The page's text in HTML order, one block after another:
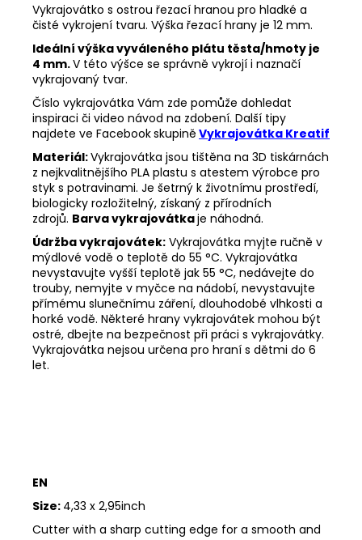
Vykrajovátko s ostrou řezací hranou pro hladké a
čisté vykrojení tvaru. Výška řezací hrany je 12 mm.
Ideální výška vyváleného plátu těsta/hmoty je
4 mm.V této výšce se správně vykrojí i naznačí
vykrajovaný tvar.
Číslo vykrajovátka Vám zde pomůže dohledat
inspiraci či video návod na zdobení. Další tipy
najdete ve Facebookskupině Vykrajovátka Kreatif
Materiál:Vykrajovátka jsou tištěna na 3D tiskárnách
z nejkvalitnějšího PLA plastu s atestem výrobce pro
styk s potravinami. Je šetrný k životnímu prostředí,
biologicky rozložitelný, získaný z přírodních
zdrojů. Barva vykrajovátkaje náhodná.
Údržba vykrajovátek: Vykrajovátka myjte ručně v
mýdlové vodě o teplotě do 55 °C. Vykrajovátka
nevystavujte vyšší teplotě jak 55 °C, nedávejte do
trouby, nemyjte v myčce na nádobí, nevystavujte
přímému slunečnímu záření, dlouhodobé vlhkosti a
horké vodě. Některé hrany vykrajovátek mohou být
ostré, dbejte na bezpečnost při práci s vykrajovátky.
Vykrajovátka nejsou určena pro hraní s dětmi do 6
let.
EN
Size: 4,33 x 2,95inch
Cutter with a sharp cutting edge for a smooth and
Kč